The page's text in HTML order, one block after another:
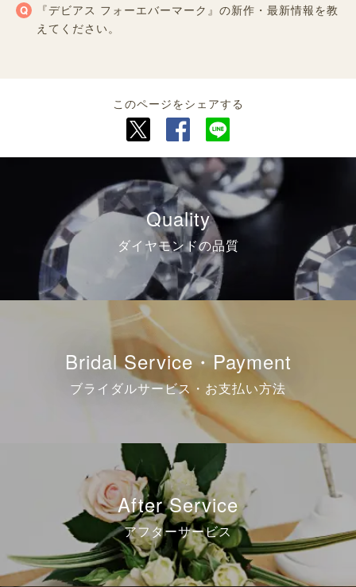
『デビアス フォーエバーマーク』の新作・最新情報を教
えてください。
このページをシェアする
Quality
ダイヤモンドの品質
Bridal Service・Payment
ブライダルサービス・お支払い方法
After Service
アフターサービス